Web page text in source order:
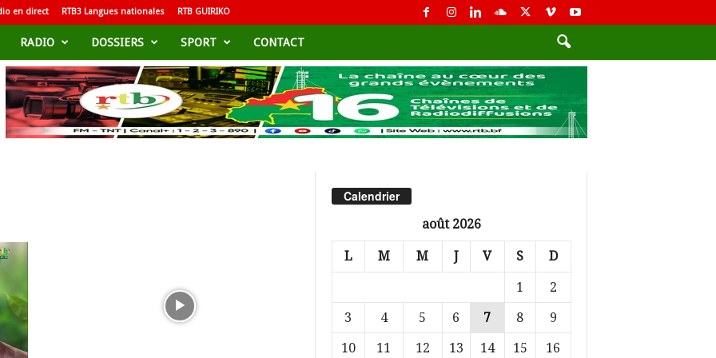
en direct RTB3 Langues nationales RTB GUIRIKO
RADIO DOSSIERS SPORT CONTACT
Calendrier
août 2026
L M M J V S D
1
2
3
4 5 6 7 8
9
10
11 12 13 14 15
16